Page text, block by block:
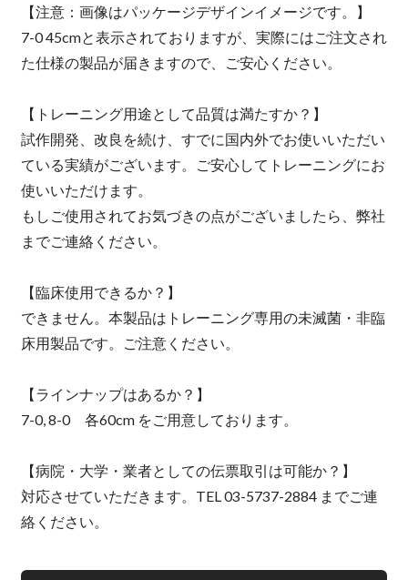
【注意：画像はパッケージデザインイメージです。】
7-0 45cmと表示されておりますが、実際にはご注文され
た仕様の製品が届きますので、ご安心ください。
【トレーニング用途として品質は満たすか？】
試作開発、改良を続け、すでに国内外でお使いいただい
ている実績がございます。ご安心してトレーニングにお
使いいただけます。
もしご使用されてお気づきの点がございましたら、弊社
までご連絡ください。
【臨床使用できるか？】
できません。本製品はトレーニング専用の未滅菌・非臨
床用製品です。ご注意ください。
【ラインナップはあるか？】
7-0, 8-0 各60cm をご用意しております。
【病院・大学・業者としての伝票取引は可能か？】
対応させていただきます。TEL 03-5737-2884 までご連
絡ください。